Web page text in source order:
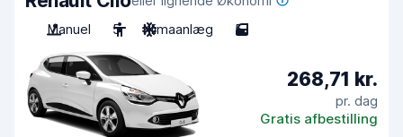
Manuel
5 Klimaanlæg 5
268,71 kr.
pr. dag
Gratis afbestilling